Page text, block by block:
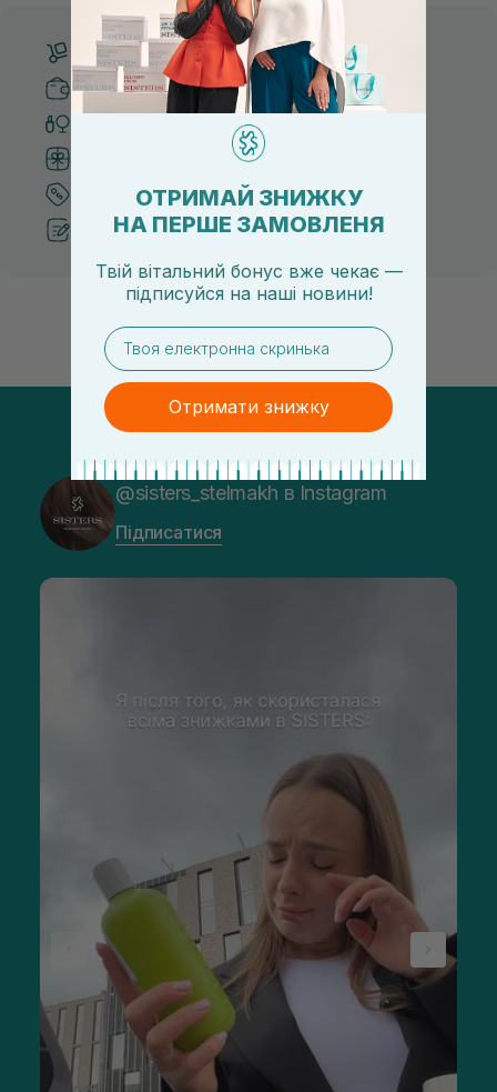
Безкоштовна доставка від 3000 UAH
Безпечні способи оплати
Тільки оригінальна косметика
Система бонусів та лояльності
Кращі ціни та топ товари
Рекомендації від косметологів
@sisters_stelmakh в Instagram
Підписатися
ОТРИМАЙ ЗНИЖКУ
НА ПЕРШЕ ЗАМОВЛЕНЯ
Твій вітальний бонус вже чекає —
підписуйся на наші новини!
email
Отримати знижку